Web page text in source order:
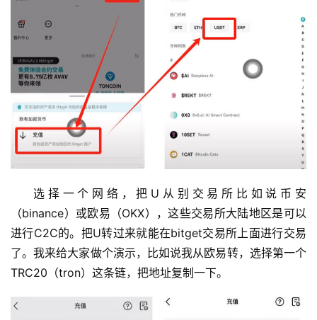
选择一个网络，把U从别交易所比如说币安
（binance）或欧易（OKX），这些交易所大陆地区是可以
进行C2C的。把U转过来就能在bitget交易所上面进行交易
了。我来给大家做个演示，比如说我从欧易转，选择第一个
TRC20（tron）这条链，把地址复制一下。